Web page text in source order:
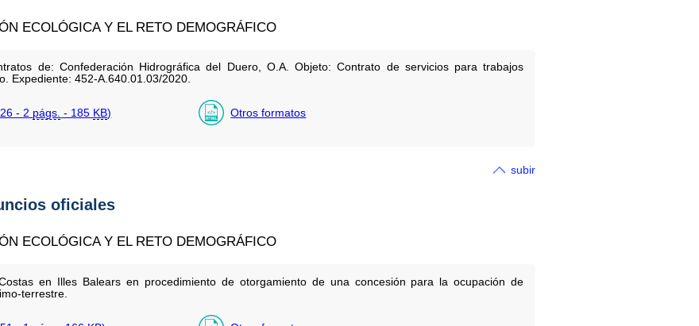
ECOLÓGICA Y EL RETO DEMOGRÁFICO
de: Confederación Hidrográfica del Duero, O.A. Objeto: Contrato de servicios para trabajos
Expediente: 452-A.640.01.03/2020.
- 2 págs. - 185 KB) Otros formatos
subir
oficiales
ECOLÓGICA Y EL RETO DEMOGRÁFICO
en Illes Balears en procedimiento de otorgamiento de una concesión para la ocupación de
terrestre.